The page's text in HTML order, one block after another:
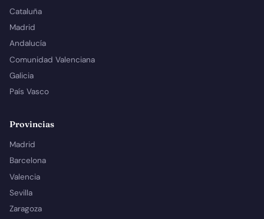
Cataluña
Madrid
Andalucía
Comunidad Valenciana
Galicia
País Vasco
Provincias
Madrid
Barcelona
Valencia
Sevilla
Zaragoza